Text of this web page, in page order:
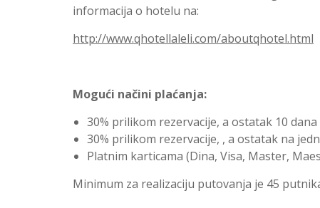
informacija o hotelu na:
http://www.qhotellaleli.com/aboutqhotel.html
Mogući načini plaćanja:
30% prilikom rezervacije, a ostatak 10
30% prilikom rezervacije, , a ostatak na
Platnim karticama (Dina, Visa, Master,
Minimum za realizaciju putovanja je 45